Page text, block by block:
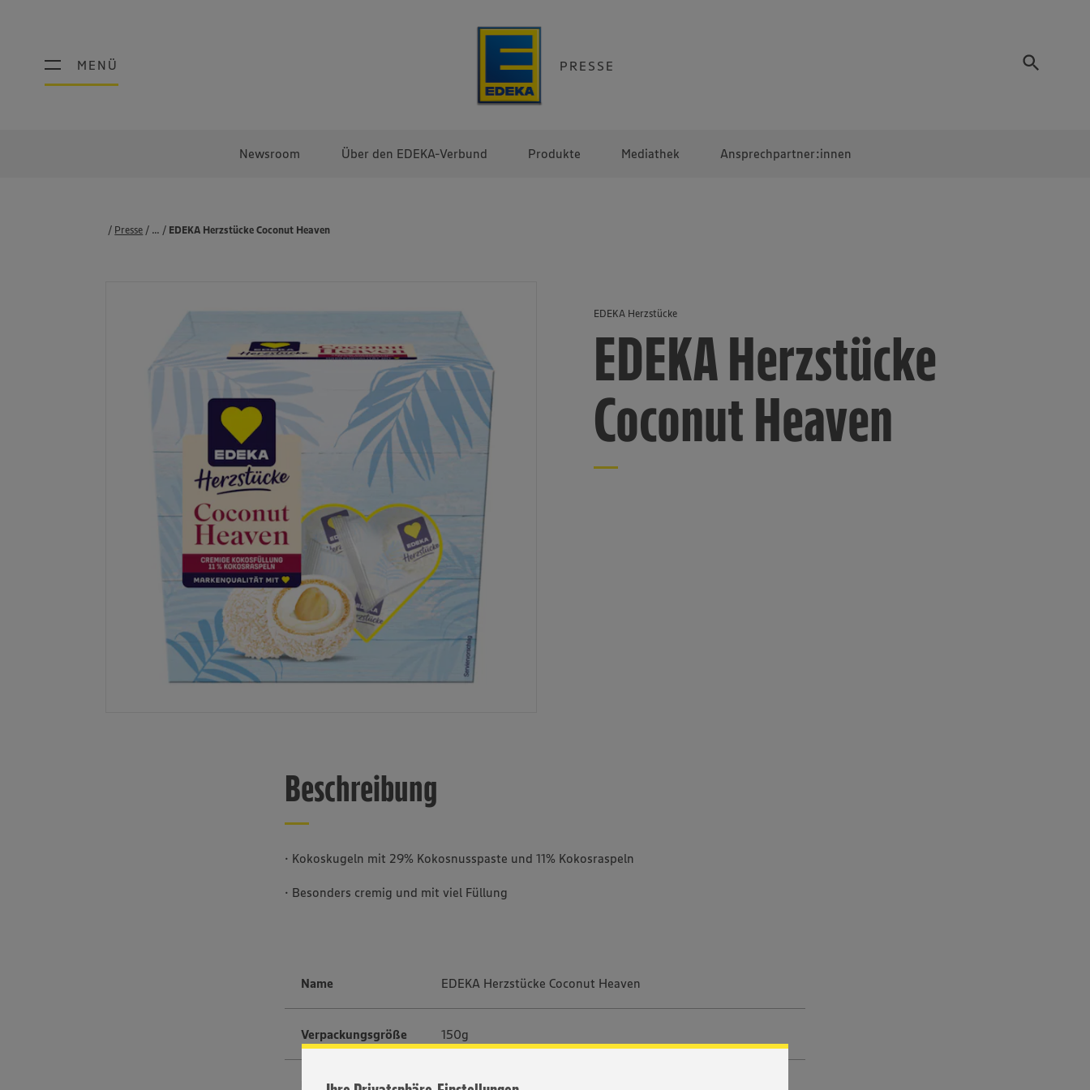
MENÜ PRESSE
MENÜ
Newsroom Über den EDEKA-Verbund Produkte Mediathek Ansprechpartner:innen
Presse Produkte
EDEKA Herzstücke Coconut Heaven
...
EDEKA Herzstücke
EDEKA Herzstücke
Coconut Heaven
Beschreibung
· Kokoskugeln mit 29% Kokosnusspaste und 11% Kokosraspeln
· Besonders cremig und mit viel Füllung
Name EDEKA Herzstücke Coconut Heaven
Verpackungsgröße 150g
UVP per E-Mail anfragen (Service nur für Journalisten)